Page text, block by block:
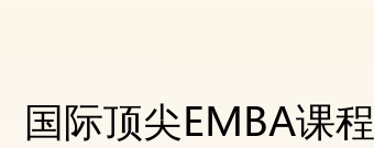
国际顶尖EMBA课程